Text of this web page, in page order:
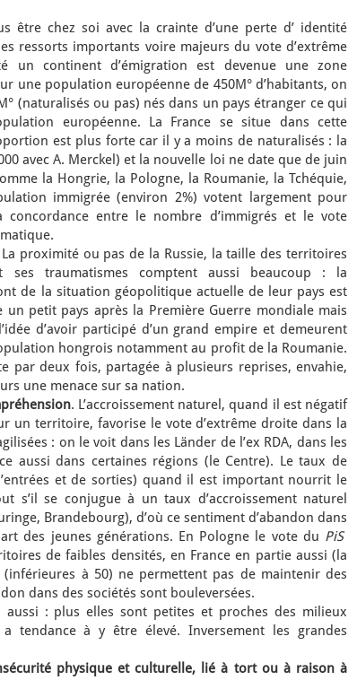
être chez soi avec la crainte d’une perte d’ identité
ressorts importants voire majeurs du vote d’extrême
un continent d’émigration est devenue une zone
une population européenne de 450M° d’habitants, on
(naturalisés ou pas) nés dans un pays étranger ce qui
européenne. La France se situe dans cette
est plus forte car il y a moins de naturalisés : la
avec A. Merckel) et la nouvelle loi ne date que de juin
la Hongrie, la Pologne, la Roumanie, la Tchéquie,
immigrée (environ 2%) votent largement pour
concordance entre le nombre d’immigrés et le vote
proximité ou pas de la Russie, la taille des territoires
traumatismes comptent aussi beaucoup : la
de la situation géopolitique actuelle de leur pays est
petit pays après la Première Guerre mondiale mais
d’avoir participé d’un grand empire et demeurent
hongrois notamment au profit de la Roumanie.
par deux fois, partagée à plusieurs reprises, envahie,
une menace sur sa nation.
. L’accroissement naturel, quand il est négatif
un territoire, favorise le vote d’extrême droite dans la
: on le voit dans les Länder de l’ex RDA, dans les
aussi dans certaines régions (le Centre). Le taux de
et de sorties) quand il est important nourrit le
s’il se conjugue à un taux d’accroissement naturel
Brandebourg), d’où ce sentiment d’abandon dans
des jeunes générations. En Pologne le vote du PiS
de faibles densités, en France en partie aussi (la
à 50) ne permettent pas de maintenir des
dans des sociétés sont bouleversées.
: plus elles sont petites et proches des milieux
tendance à y être élevé. Inversement les grandes
physique et culturelle, lié à tort ou à raison à